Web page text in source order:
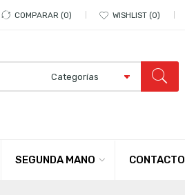
COMPARAR 0 WISHLIST 0
SEGUNDA MANO CONTACTO